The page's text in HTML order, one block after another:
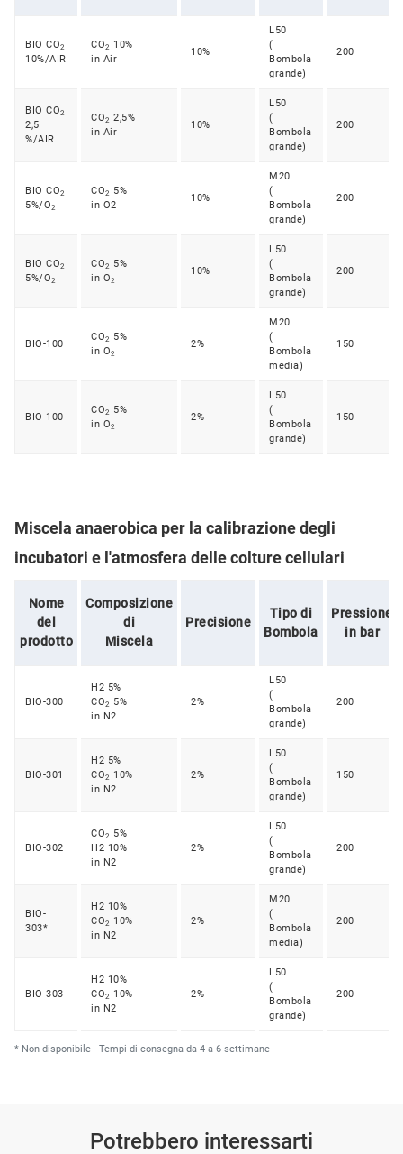
BIO CO2
10%/AIR
CO2 10%
in Air
10%
L50
(
Bombola
grande)
200
BIO CO2
2,5
%/AIR
CO2 2,5%
in Air
10%
L50
(
Bombola
grande)
200
BIO CO2
5%/O2
CO2 5%
in O2
10%
M20
(
Bombola
grande)
200
BIO CO2
5%/O2
CO2 5%
in O2
10%
L50
(
Bombola
grande)
200
BIO-100
CO2 5%
in O2
2%
M20
(
Bombola
media)
150
BIO-100
CO2 5%
in O2
2%
L50
(
Bombola
grande)
150
Miscela anaerobica per la calibrazione degli
incubatori e l'atmosfera delle colture cellulari
* Non disponibile - Tempi di consegna da 4 a 6 settimane
Nome
del
prodotto
Composizione
di
Miscela
Precisione
Tipo di
Bombola
Pressione
in bar
BIO-300
H2 5%
CO2 5%
in N2
2%
L50
(
Bombola
grande)
200
BIO-301
H2 5%
CO2 10%
in N2
2%
L50
(
Bombola
grande)
150
BIO-302
CO2 5%
H2 10%
in N2
2%
L50
(
Bombola
grande)
200
BIO-
303*
H2 10%
CO2 10%
in N2
2%
M20
(
Bombola
media)
200
BIO-303
H2 10%
CO2 10%
in N2
2%
L50
(
Bombola
grande)
200
Potrebbero interessarti